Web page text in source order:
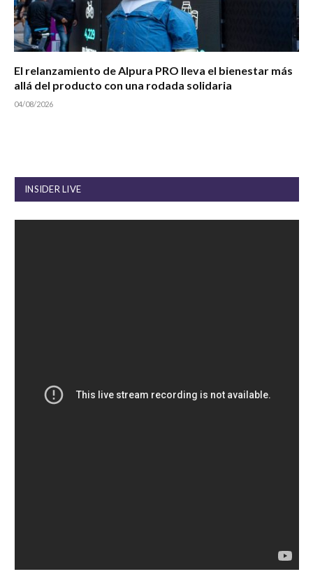
El relanzamiento de Alpura PRO lleva el bienestar más
allá del producto con una rodada solidaria
04/08/2026
INSIDER LIVE